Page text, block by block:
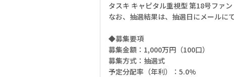
タスキ キャピタル重視型 第18号ファ
なお、抽選結果は、抽選日にメールに
◆募集要項
募集金額：1,000万円（100口）
募集方式：抽選式
予定分配率（年利）：5.0%